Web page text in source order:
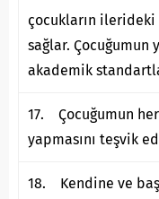
çocukların ilerideki
sağlar. Çocuğumun
akademik
17. Çocuğumun
yapmasını teşvik
18. Kendine ve